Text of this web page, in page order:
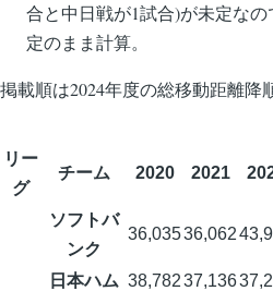
合と中日戦が1試合)が未定な
定のまま計算。
掲載順は2024年度の総移動距離降順
リー
グ
チーム 2020 2021
ソフトバ
ンク
36,03536,062
日本ハム 38,78237,136